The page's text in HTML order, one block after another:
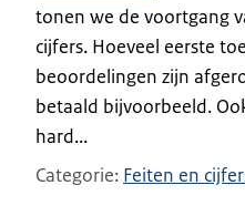
tonen we de voortgang
cijfers. Hoeveel eerste
beoordelingen zijn
betaald bijvoorbeeld.
hard...
Categorie Feiten en